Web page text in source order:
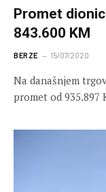
Promet
843.600 KM
BERZE 15/07/2020
Na današnjem
promet od 935.897